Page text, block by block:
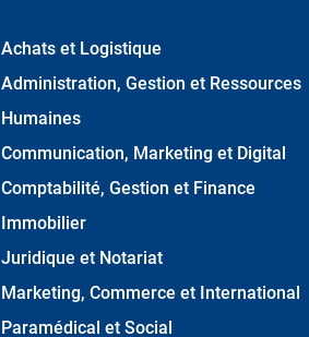
Achats et Logistique
Administration, Gestion et Ressources
Humaines
Communication, Marketing et Digital
Comptabilité, Gestion et Finance
Immobilier
Juridique et Notariat
Marketing, Commerce et International
Paramédical et Social